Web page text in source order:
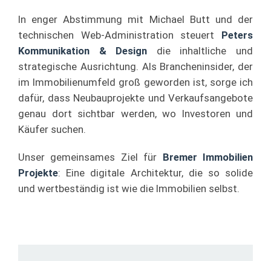
In enger Abstimmung mit Michael Butt und der
technischen Web-Administration steuert Peters
Kommunikation & Design die inhaltliche und
strategische Ausrichtung. Als Brancheninsider, der
im Immobilienumfeld groß geworden ist, sorge ich
dafür, dass Neubauprojekte und Verkaufsangebote
genau dort sichtbar werden, wo Investoren und
Käufer suchen.
Unser gemeinsames Ziel für Bremer Immobilien
Projekte: Eine digitale Architektur, die so solide
und wertbeständig ist wie die Immobilien selbst.